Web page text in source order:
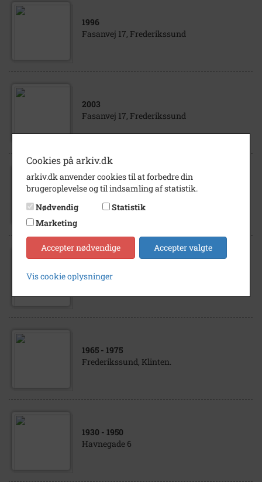
1996
Fasanvej 17, Frederikssund
2003
Fasanvej 17, Frederikssund
1897- 1903
Husmandssted i Marbæk
1965 - 1975
Frederikssund, Klinten.
1930 - 1950
Havnegade 6
Cookies på arkiv.dk
arkiv.dk anvender cookies til at forbedre din
brugeroplevelse og til indsamling af statistik.
Nødvendig
Statistik
Marketing
Accepter nødvendige Accepter valgte
Vis cookie oplysninger